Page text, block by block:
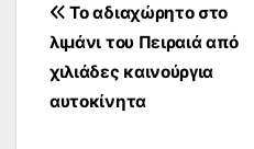
Πλοήγηση
άρθρων
Το αδιαχώρητο στο
λιμάνι του Πειραιά από
χιλιάδες καινούργια
αυτοκίνητα